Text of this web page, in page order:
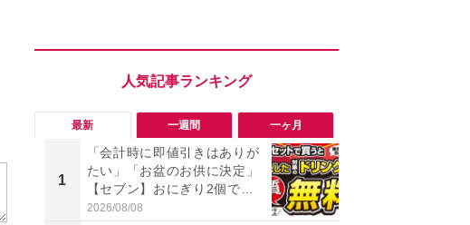
最新 一週間 一ヶ月
1
「会計時に即値引きはありが
たい」「お盆のお供に決定」
【セブン】おにぎり2個でド
リンク1本が実質無料の神企
2026/08/08